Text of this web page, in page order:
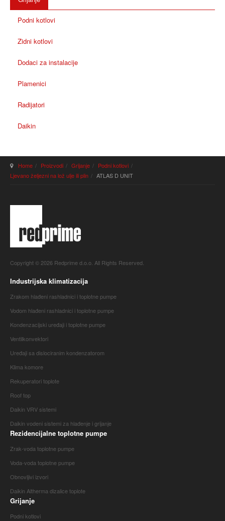
Podni kotlovi
Zidni kotlovi
Dodaci za instalacije
Plamenici
Radijatori
Daikin
Home Proizvodi Grijanje
Podni kotlovi
Ljevano željezni na lož ulje ili plin
ATLAS D UNIT
Copyright © 2026 Redprime d.o.o. All Rights Reserved.
Industrijska klimatizacija
Zrakom hlađeni rashladnici i toplotne pumpe
Vodom hlađeni rashladnici i toplotne pumpe
Kondenzacijski uređaji i toplotne pumpe
Ventilkonvektori
Uređaji sa dislociranim kondenzatorom
Klima komore
Rekuperatori toplote
Roof top
Daikin VRV sistemi
Daikin vodeni sistemi za hlađenje i grijanje
Rezidencijalne toplotne pumpe
Zrak-voda toplotne pumpe
Voda-voda toplotne pumpe
Obnovljivi izvori
Daikin Altherma dizalice toplote
Grijanje
Podni kotlovi